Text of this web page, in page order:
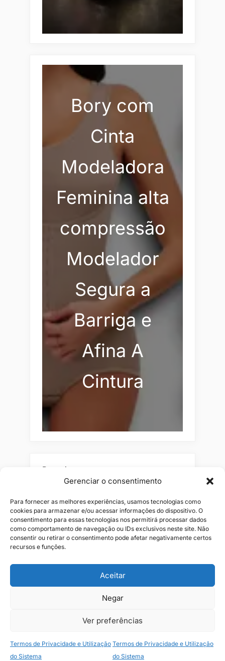
Gerenciar o consentimento
Para fornecer as melhores experiências, usamos tecnologias como
cookies para armazenar e/ou acessar informações do dispositivo. O
consentimento para essas tecnologias nos permitirá processar dados
como comportamento de navegação ou IDs exclusivos neste site. Não
consentir ou retirar o consentimento pode afetar negativamente certos
recursos e funções.
Aceitar
Negar
Ver preferências
Termos de Privacidade e Utilização
do Sistema
Termos de Privacidade e Utilização
do Sistema
Bory com
Cinta
Modeladora
Feminina alta
compressão
Modelador
Segura a
Barriga e
Afina A
Cintura
Pesquisar
Combos
Jeans Kits Masculino
Copyright © 2026 JR1 Shopping.
Theme: Oceanly Green byScriptsTown